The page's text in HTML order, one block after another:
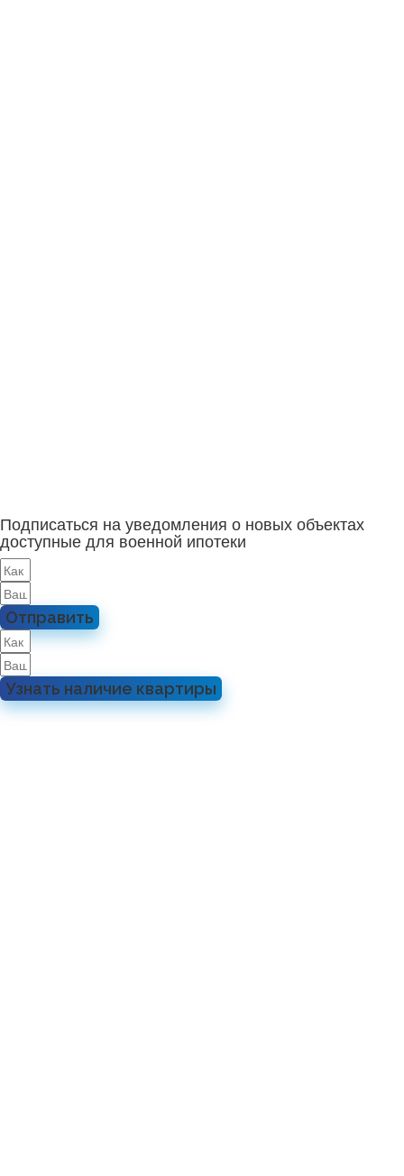
Подписаться на уведомления о новых объектах
доступные для военной ипотеки
Отправить
Узнать наличие квартиры